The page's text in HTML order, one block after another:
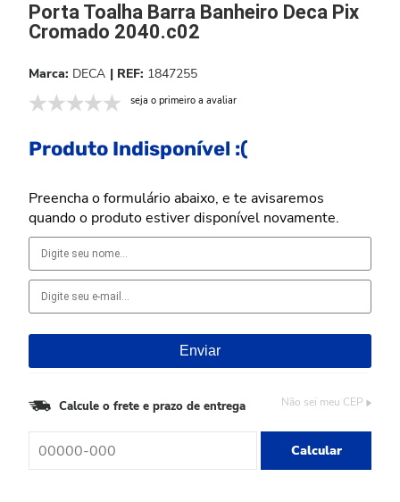
Porta Toalha Barra Banheiro Deca Pix
Cromado 2040.c02
DECA 1847255
seja o primeiro a avaliar
Produto Indisponível :(
Preencha o formulário abaixo, e te avisaremos
quando o produto estiver disponível novamente.
Calcule o frete e prazo de entrega Não sei meu CEP
Calcular